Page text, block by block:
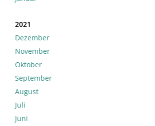
2021
Dezember
November
Oktober
September
August
Juli
Juni